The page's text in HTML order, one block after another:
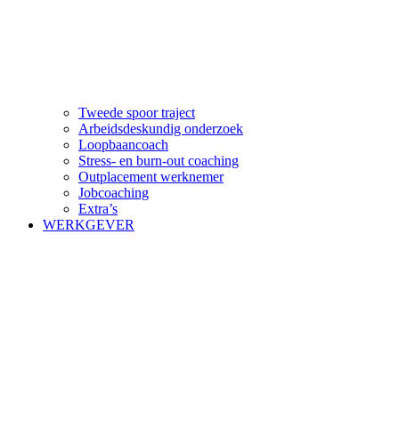
Tweede spoor traject
Arbeidsdeskundig onderzoek
Loopbaancoach
Stress- en burn-out coaching
Outplacement werknemer
Jobcoaching
Extra’s
WERKGEVER